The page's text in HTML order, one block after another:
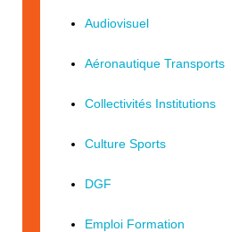
Audiovisuel
Aéronautique Transports
Collectivités Institutions
Culture Sports
DGF
Emploi Formation